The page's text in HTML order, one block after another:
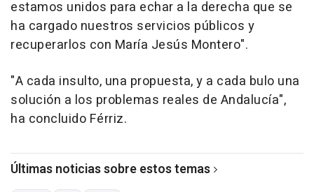
estamos unidos para echar a la derecha que se
ha cargado nuestros servicios públicos y
recuperarlos con María Jesús Montero".
"A cada insulto, una propuesta, y a cada bulo una
solución a los problemas reales de Andalucía",
ha concluido Férriz.
Últimas noticias sobre estos temas